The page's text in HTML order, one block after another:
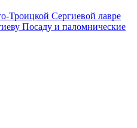
Троицкой Сергиевой лавре
Посаду и паломнические